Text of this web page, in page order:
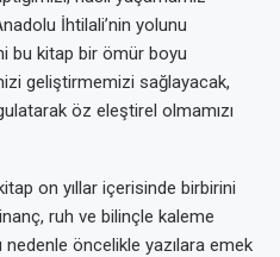
İhtilali’nin yolunu
bu kitap bir ömür boyu
geliştirmemizi sağlayacak,
öz eleştirel olmamızı
on yıllar içerisinde birbirini
ruh ve bilinçle kaleme
nedenle öncelikle yazılara emek